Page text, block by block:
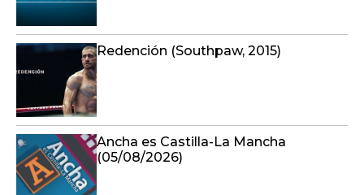
Redención (Southpaw, 2015)
Ancha es Castilla-La Mancha
(05/08/2026)